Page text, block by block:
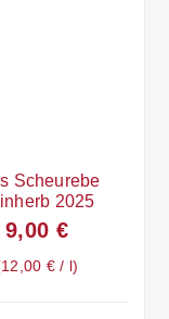
Scheurebe
2025
9,00 €
12,00 €/ l